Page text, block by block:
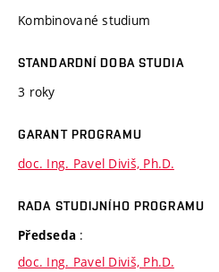
Kombinované studium
STANDARDNÍ DOBA STUDIA
3 roky
GARANT PROGRAMU
doc. Ing. Pavel Diviš, Ph.D.
RADA STUDIJNÍHO PROGRAMU
Předseda :
doc. Ing. Pavel Diviš, Ph.D.